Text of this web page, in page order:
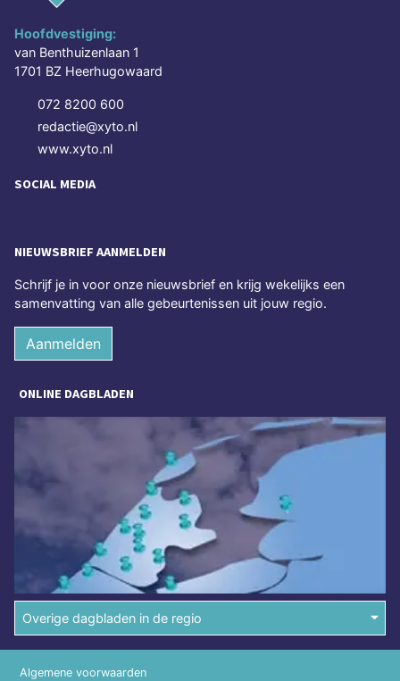
Hoofdvestiging:
van Benthuizenlaan 1
1701 BZ Heerhugowaard
072 8200 600
redactie@xyto.nl
www.xyto.nl
SOCIAL MEDIA
NIEUWSBRIEF AANMELDEN
Schrijf je in voor onze nieuwsbrief en krijg wekelijks een
samenvatting van alle gebeurtenissen uit jouw regio.
Aanmelden
ONLINE DAGBLADEN
Overige dagbladen in de regio
Algemene voorwaarden